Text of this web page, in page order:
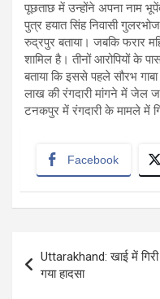
पूछताछ में उन्होंने अपना नाम
पुत्र हयात सिंह निवासी
रुद्रपुर बताया। जबकि फरार
शामिल है। तीनों आरोपियों के
बताया कि इससे पहले सौरभ
लाख की रंगदारी मांगने में जेल
टनकपुर में रंगदारी के मामले में
Facebook
navigation
Uttarakhand: खाई में
गया हादसा